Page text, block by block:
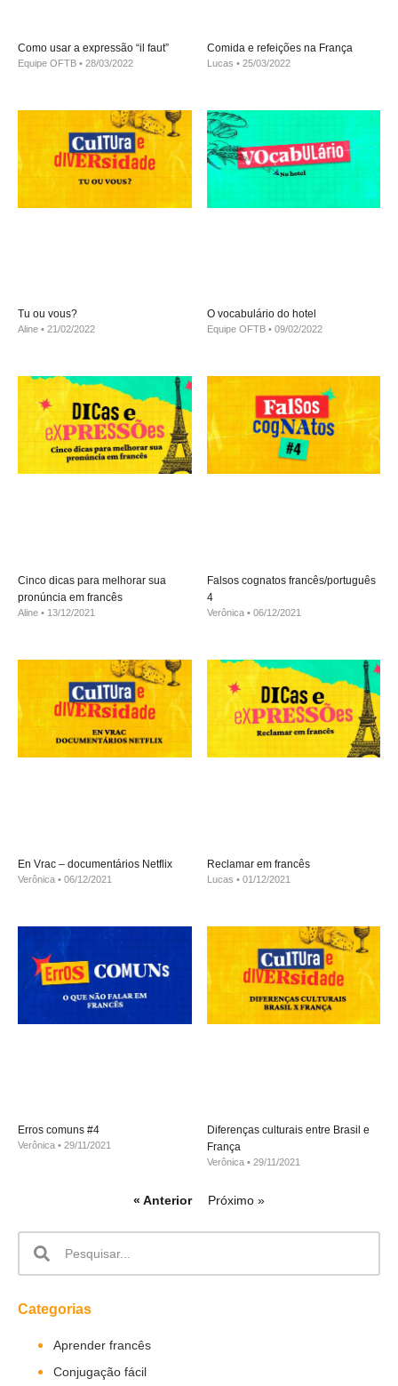
Como usar a expressão “il faut”
Equipe OFTB 28/03/2022
Comida e refeições na França
Lucas 25/03/2022
Tu ou vous?
Aline 21/02/2022
O vocabulário do hotel
Equipe OFTB 09/02/2022
Cinco dicas para melhorar sua
pronúncia em francês
Aline 13/12/2021
Falsos cognatos francês/português
4
Verônica 06/12/2021
En Vrac – documentários Netflix
Verônica 06/12/2021
Reclamar em francês
Lucas 01/12/2021
Erros comuns #4
Verônica 29/11/2021
Diferenças culturais entre Brasil e
França
Verônica 29/11/2021
« Anterior Próximo »
Categorias
Aprender francês
Conjugação fácil